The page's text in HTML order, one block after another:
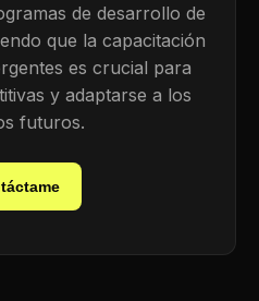
de desarrollo de
que la capacitación
es crucial para
y adaptarse a los
futuros.